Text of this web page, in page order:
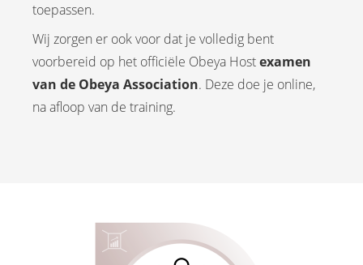
toepassen.
Wij zorgen er ook voor dat je volledig bent
voorbereid op het officiële Obeya Hostexamen
van de Obeya Association. Deze doe je online,
na afloop van de training.